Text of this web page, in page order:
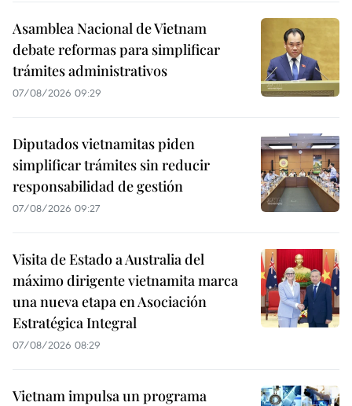
Asamblea Nacional de Vietnam
debate reformas para simplificar
trámites administrativos
07/08/2026 09:29
Diputados vietnamitas piden
simplificar trámites sin reducir
responsabilidad de gestión
07/08/2026 09:27
Visita de Estado a Australia del
máximo dirigente vietnamita marca
una nueva etapa en Asociación
Estratégica Integral
07/08/2026 08:29
Vietnam impulsa un programa